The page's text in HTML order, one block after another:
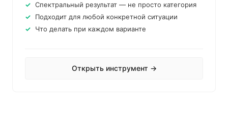
Спектральный результат — не просто категория
Подходит для любой конкретной ситуации
Что делать при каждом варианте
Открыть инструмент →